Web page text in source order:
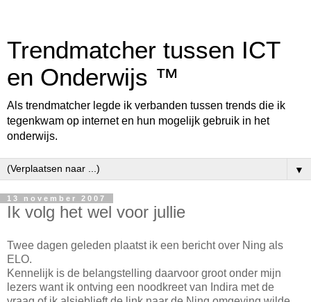
Trendmatcher tussen ICT
en Onderwijs ™
Als trendmatcher legde ik verbanden tussen trends die ik
tegenkwam op internet en hun mogelijk gebruik in het
onderwijs.
▼
13 november 2007
Ik volg het wel voor jullie
Twee dagen geleden plaatst ik een bericht over Ning als
ELO.
Kennelijk is de belangstelling daarvoor groot onder mijn
lezers want ik ontving een noodkreet van Indira met de